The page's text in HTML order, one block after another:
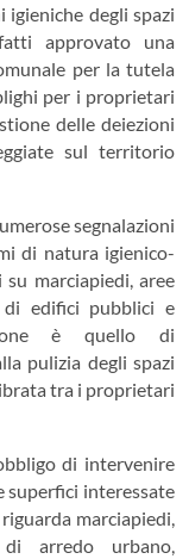
degli spazi
approvato una
per la tutela
per i proprietari
delle deiezioni
sul territorio
segnalazioni
di natura igienico-
marciapiedi, aree
di edifici pubblici e
è quello di
pulizia degli spazi
tra i proprietari
di intervenire
superfici interessate
marciapiedi,
di arredo urbano,